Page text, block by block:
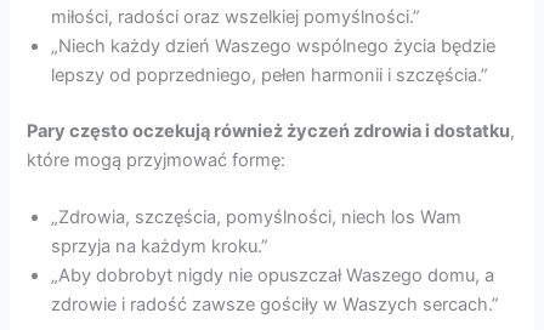
miłości, radości oraz wszelkiej pomyślności.”
„Niech każdy dzień Waszego wspólnego życia będzie
lepszy od poprzedniego, pełen harmonii i szczęścia.”
Pary często oczekują również życzeń zdrowia i dostatku,
które mogą przyjmować formę:
„Zdrowia, szczęścia, pomyślności, niech los Wam
sprzyja na każdym kroku.”
„Aby dobrobyt nigdy nie opuszczał Waszego domu, a
zdrowie i radość zawsze gościły w Waszych sercach.”